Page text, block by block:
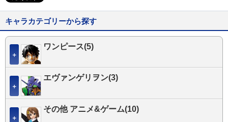
キャラカテゴリーから探す
＋
ワンピース(5)
＋
エヴァンゲリヲン(3)
＋
その他 アニメ&ゲーム(10)